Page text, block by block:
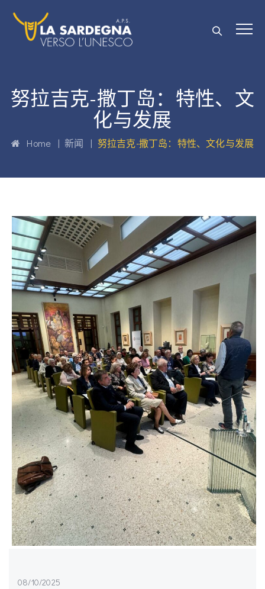
努拉吉克-撒丁岛：特性、文
化与发展
Home |新闻 | 努拉吉克-撒丁岛：特性、文化与发展
08/10/2025